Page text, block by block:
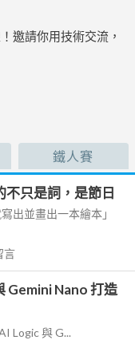
邀請你用技術交流，
鐵人賽
只是詞，是節日
出並畫出一本繪本」
言
Gemini Nano 打造
Logic 與 G...